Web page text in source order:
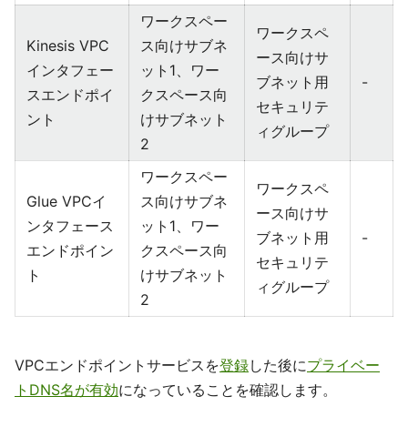
Kinesis VPC
インタフェー
スエンドポイ
ント
ワークスペー
ス向けサブネ
ット1、ワー
クスペース向
けサブネット
2
ワークスペ
ース向けサ
ブネット用
セキュリテ
ィグループ
-
Glue VPCイ
ンタフェース
エンドポイン
ト
ワークスペー
ス向けサブネ
ット1、ワー
クスペース向
けサブネット
2
ワークスペ
ース向けサ
ブネット用
セキュリテ
ィグループ
-
VPCエンドポイントサービスを登録した後にプライベー
トDNS名が有効になっていることを確認します。